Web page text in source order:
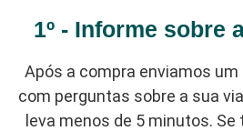
1º - Informe sobre
Após a compra enviamos
com perguntas sobre a sua
leva menos de 5 minutos.